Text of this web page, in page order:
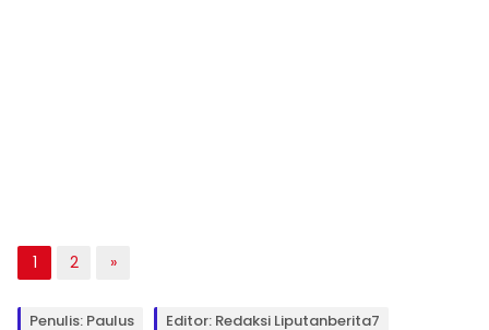
1 2 »
Penulis: Paulus Editor: Redaksi Liputanberita7